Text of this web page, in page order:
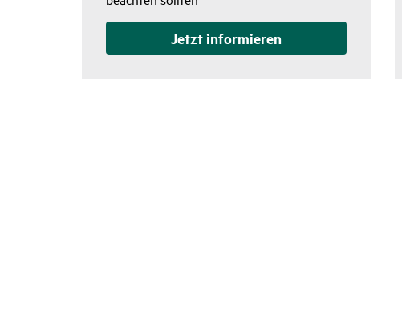
Jetzt infor­mieren